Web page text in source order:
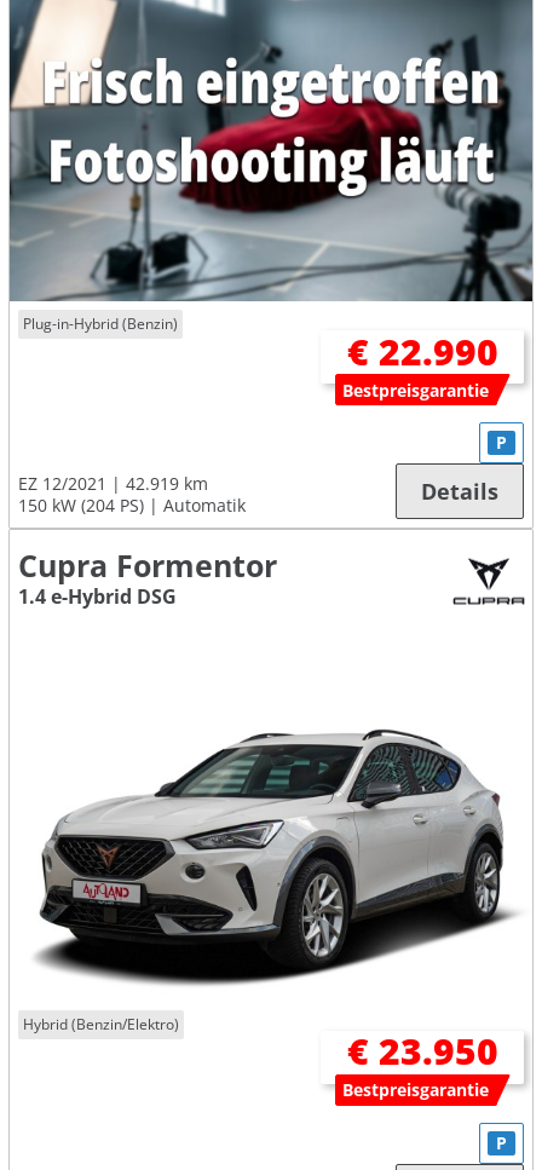
Plug-in-Hybrid (Benzin)
€ 22.990
Bestpreisgarantie
EZ 12/2021
42.919 km
150 kW (204 PS)
Automatik
P
Details
Cupra Formentor
1.4 e-Hybrid DSG
Hybrid (Benzin/Elektro)
€ 23.950
Bestpreisgarantie
P